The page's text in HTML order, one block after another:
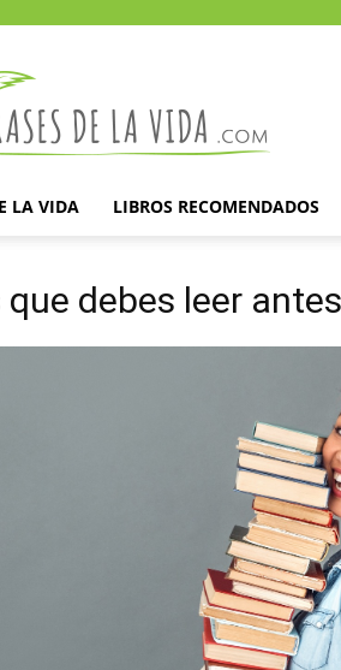
la
vida
LA VIDA LIBROS RECOMENDADOS
que debes leer